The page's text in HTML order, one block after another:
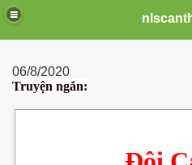
06/8/2020
Truyện ngắn: